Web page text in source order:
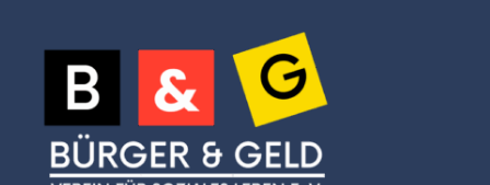
Inhalt
springen